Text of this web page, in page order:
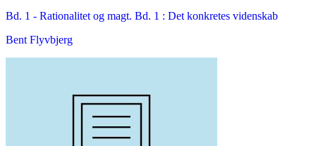
Bd. 1 - Rationalitet og magt. Bd. 1 : Det konkretes videnskab
Bent Flyvbjerg